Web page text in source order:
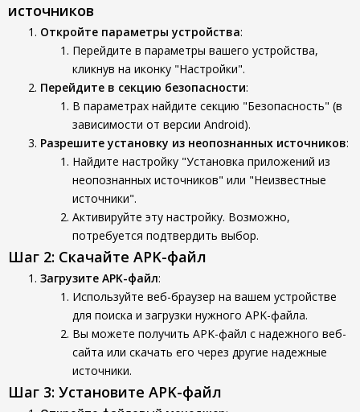
источников
Откройте параметры устройства:
Перейдите в параметры вашего устройства,
кликнув на иконку "Настройки".
Перейдите в секцию безопасности:
В параметрах найдите секцию "Безопасность" (в
зависимости от версии Android).
Разрешите установку из неопознанных источников:
Найдите настройку "Установка приложений из
неопознанных источников" или "Неизвестные
источники".
Активируйте эту настройку. Возможно,
потребуется подтвердить выбор.
Шаг 2: Скачайте APK-файл
Загрузите APK-файл:
Используйте веб-браузер на вашем устройстве
для поиска и загрузки нужного APK-файла.
Вы можете получить APK-файл с надежного веб-
сайта или скачать его через другие надежные
источники.
Шаг 3: Установите APK-файл